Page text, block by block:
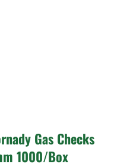
Gas Checks
1000/Box